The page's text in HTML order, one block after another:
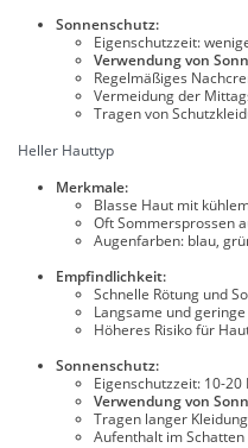
Sonnenschutz:
Eigenschutzzeit:
Verwendung von
Regelmäßiges
Vermeidung der
Tragen von
Heller Hauttyp
Merkmale:
Blasse Haut mit
Oft Sommersprossen
Augenfarben: blau,
Empfindlichkeit:
Schnelle Rötung und
Langsame und
Höheres Risiko für
Sonnenschutz:
Eigenschutzzeit: 10-
Verwendung von
Tragen langer Kleidung
Aufenthalt im Schatten